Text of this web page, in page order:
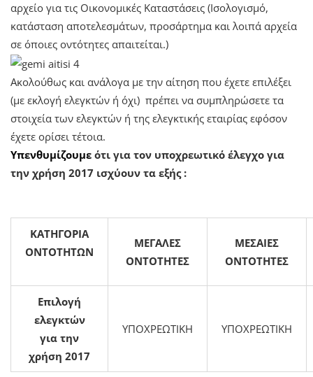
αρχείο για τις Οικονομικές Καταστάσεις (Ισολογισμό,
κατάσταση αποτελεσμάτων, προσάρτημα και λοιπά αρχεία
σε όποιες οντότητες απαιτείται.)
Ακολούθως και ανάλογα με την αίτηση που έχετε επιλέξει
(με εκλογή ελεγκτών ή όχι) πρέπει να συμπληρώσετε τα
στοιχεία των ελεγκτών ή της ελεγκτικής εταιρίας εφόσον
έχετε ορίσει τέτοια.
Υπενθυμίζουμε ότι για τον υποχρεωτικό έλεγχο για
την χρήση 2017 ισχύουν τα εξής :
ΚΑΤΗΓΟΡΙΑ
ΟΝΤΟΤΗΤΩΝ
ΜΕΓΑΛΕΣ
ΟΝΤΟΤΗΤΕΣ
ΜΕΣΑΙΕΣ
ΟΝΤΟΤΗΤΕΣ
Επιλογή
ελεγκτών
για την
χρήση 2017
ΥΠΟΧΡΕΩΤΙΚΗ ΥΠΟΧΡΕΩΤΙΚΗ